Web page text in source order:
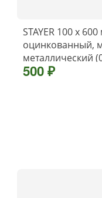
STAYER 100 х
оцинкованный,
металлический
500 ₽